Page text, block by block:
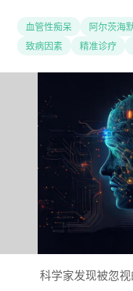
血管性痴呆 阿尔茨海
致病因素
精准诊疗
科学家发现被忽